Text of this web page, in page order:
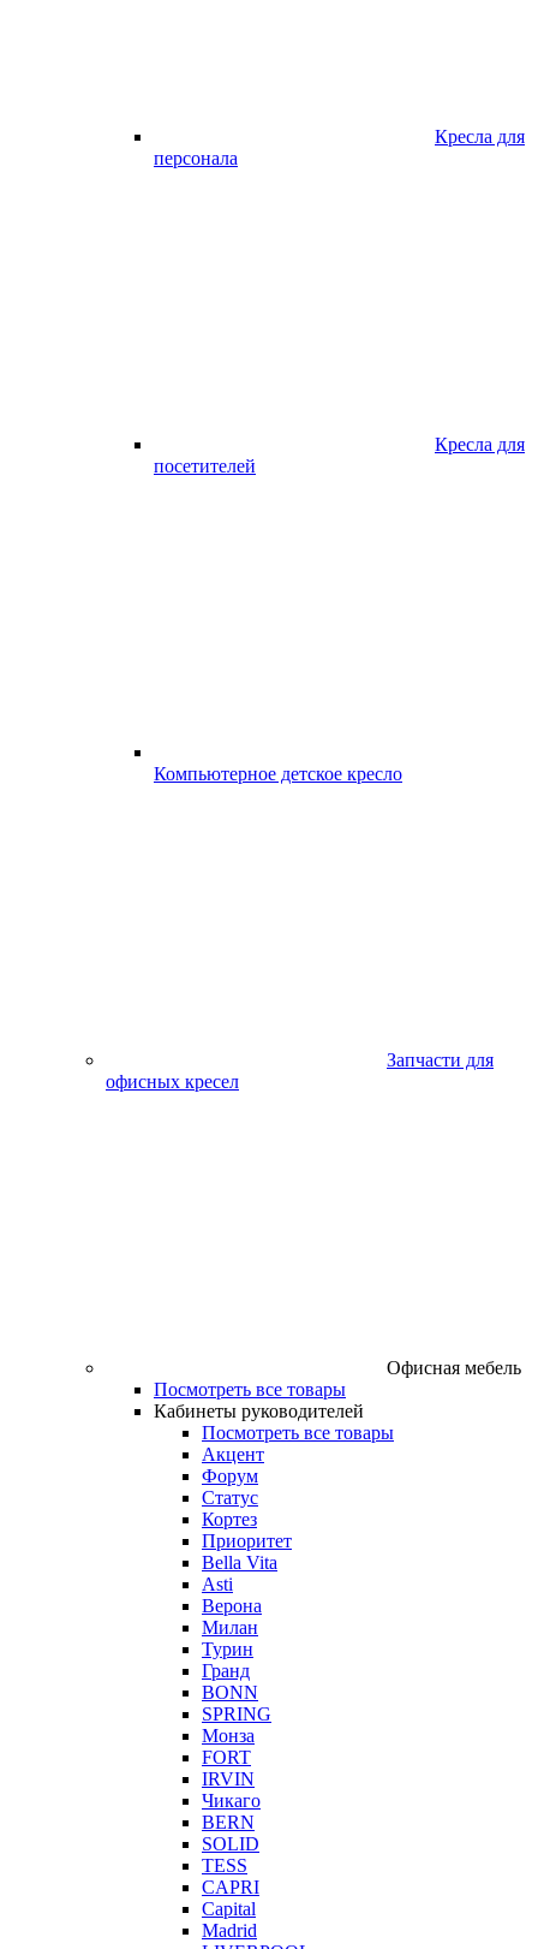
Кресла для
персонала
Кресла для
посетителей
Компьютерное детское кресло
Запчасти для
офисных кресел
Офисная мебель
Посмотреть все товары
Кабинеты руководителей
Посмотреть все товары
Акцент
Форум
Статус
Кортез
Приоритет
Bella Vita
Asti
Верона
Милан
Турин
Гранд
BONN
SPRING
Монза
FORT
IRVIN
Чикаго
BERN
SOLID
TESS
CAPRI
Capital
Madrid